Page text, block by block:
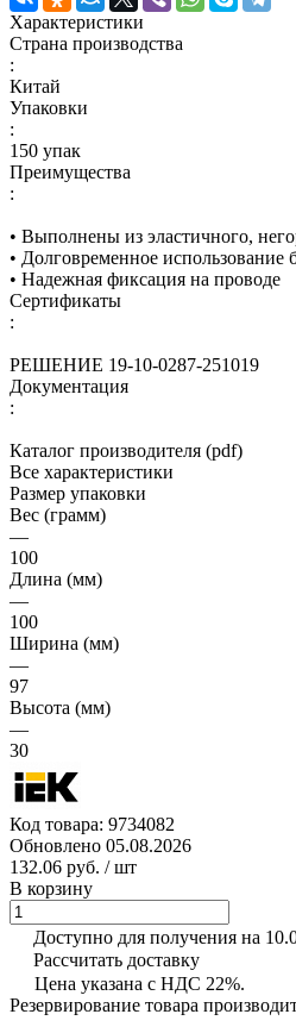
Характеристики
Страна производства
:
Китай
Упаковки
:
150 упак
Преимущества
:
• Выполнены из эластичного,
• Долговременное использование
• Надежная фиксация на проводе
Сертификаты
:
РЕШЕНИЕ 19-10-0287-251019
Документация
:
Каталог производителя (pdf)
Все характеристики
Размер упаковки
Вес (грамм)
—
100
Длина (мм)
—
100
Ширина (мм)
—
97
Высота (мм)
—
30
Код товара: 9734082
Обновлено 05.08.2026
132.06 руб. / шт
В корзину
Доступно для получения на
Рассчитать доставку
Цена указана с НДС 22%.
Резервирование товара